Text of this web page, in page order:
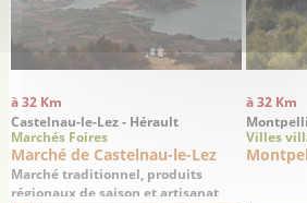
à 32 Km
Castelnau-le-Lez - Hérault
Marchés Foires
Marché de Castelnau-le-Lez
Marché traditionnel, produits
régionaux de saison et artisanat
à 32 Km
Villes